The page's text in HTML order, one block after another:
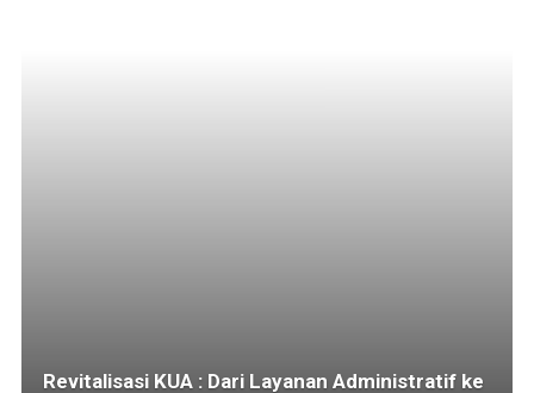
Revitalisasi KUA : Dari Layanan Administratif ke